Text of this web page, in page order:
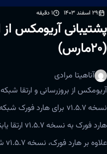
29 اسفند 1403 1 دقیقه
(20مارس)
آناهیتا مرادی
آریومکس از بروزرسانی و ارتقا شبکه
نسخه v1.5.7 برای هارد فورک شبکه اصلی BSC پاسکال است که در تاریخ
هارد فورک به نسخه v1.5.7 ارتقا یابند. برای این ارتقا، فقط جایگزینی باینری کافی خواهد بود.
علاوه بر هارد فورک، نسخه v1.5.7 شامل یک رفع اشکال و چندین بهبود نیز می‌باشد: